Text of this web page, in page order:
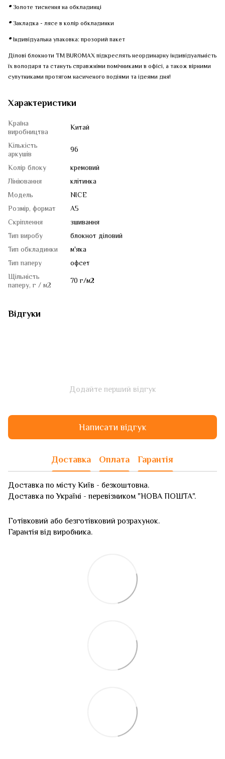
• Золоте тиснення на обкладинці
• Закладка - лясе в колір обкладинки
• Індивідуальна упаковка: прозорий пакет
Ділові блокноти ТМ BUROMAX підкреслять неординарну індивідуальність
їх володаря та стануть справжніми помічниками в офісі, а також вірними
супутниками протягом насиченого подіями та ідеями дня!
Характеристики
Країна
виробництва
Китай
Кількість
аркушів
96
Колір блоку
кремовий
Лініювання
клітинка
Модель
NICE
Розмір, формат
A5
Скріплення
зшивання
Тип виробу
блокнот діловий
Тип обкладинки
м'яка
Тип паперу
офсет
Щільність
паперу, г / м2
70 г/м2
Відгуки
Додайте перший відгук
Написати відгук
Доставка Оплата Гарантія
Доставка по місту Київ - безкоштовна.
Доставка по Україні - перевізником "НОВА ПОШТА".
Готівковий або безготівковий розрахунок.
Гарантія від виробника.